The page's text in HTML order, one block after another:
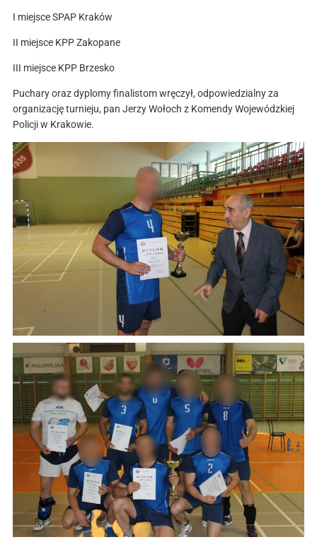
I miejsce SPAP Kraków
II miejsce KPP Zakopane
III miejsce KPP Brzesko
Puchary oraz dyplomy finalistom wręczył, odpowiedzialny za
organizację turnieju, pan Jerzy Wołoch z Komendy Wojewódzkiej
Policji w Krakowie.